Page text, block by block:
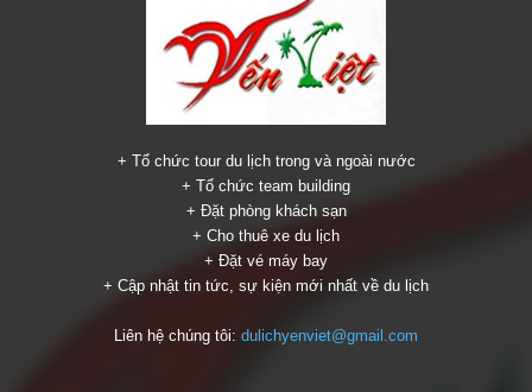
+ Tổ chức tour du lịch trong và ngoài nước
+ Tổ chức team building
+ Đặt phòng khách sạn
+ Cho thuê xe du lịch
+ Đặt vé máy bay
+ Cập nhật tin tức, sự kiện mới nhất về du lịch
Liên hệ chúng tôi: dulichyenviet@gmail.com